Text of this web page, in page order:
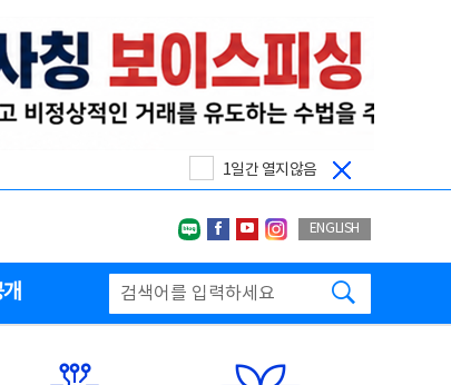
1일간 열지않음
네이버블로그
페이스북
유투브인스타그랩
ENGLISH